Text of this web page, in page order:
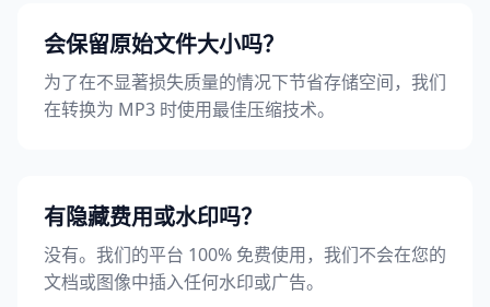
会保留原始文件大小吗？
为了在不显著损失质量的情况下节省存储空间，我们
在转换为 MP3 时使用最佳压缩技术。
有隐藏费用或水印吗？
没有。我们的平台 100% 免费使用，我们不会在您的
文档或图像中插入任何水印或广告。